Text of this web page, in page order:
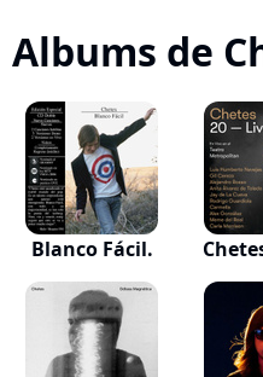
Albums de
Blanco Fácil.